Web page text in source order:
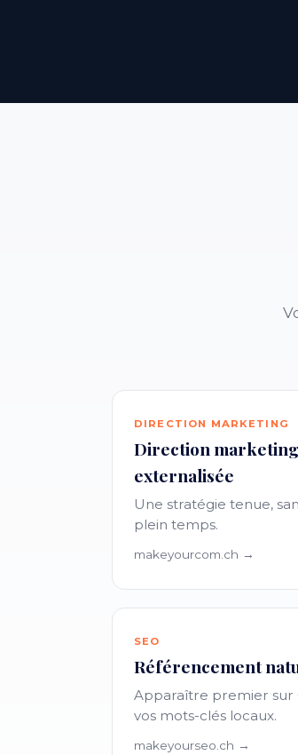
DIRECTION MARKETING
Direction marketing
externalisée
Une stratégie tenue,
plein temps.
makeyourcom.ch →
SEO
Référencement
Apparaître premier sur
vos mots-clés locaux.
makeyourseo.ch →